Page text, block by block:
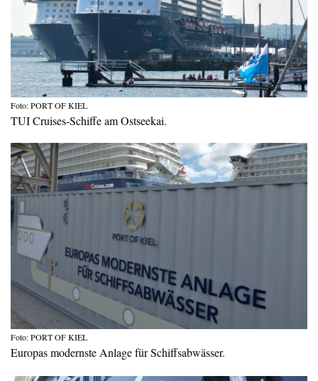
Foto: PORT OF KIEL
TUI Cruises-Schiffe am Ostseekai.
Foto: PORT OF KIEL
Europas modernste Anlage für Schiffsabwässer.